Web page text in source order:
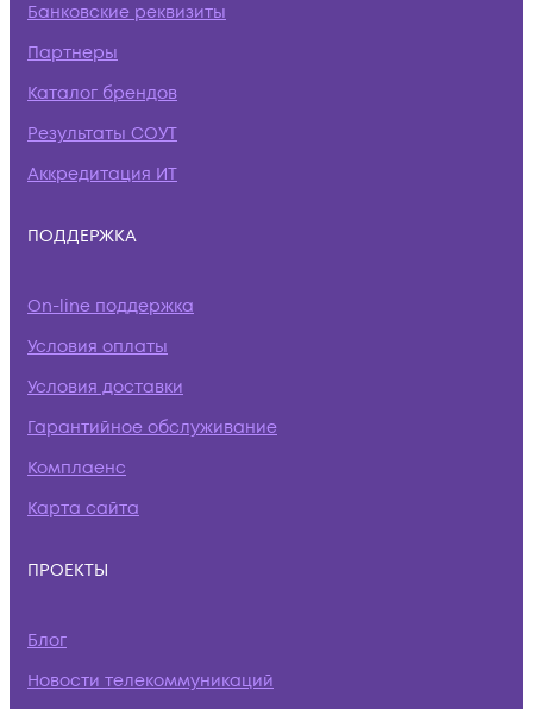
Банковские реквизиты
Партнеры
Каталог брендов
Результаты СОУТ
Аккредитация ИТ
ПОДДЕРЖКА
On-line поддержка
Условия оплаты
Условия доставки
Гарантийное обслуживание
Комплаенс
Карта сайта
ПРОЕКТЫ
Блог
Новости телекоммуникаций